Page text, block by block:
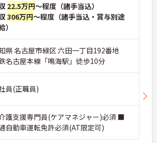
22.5万円～程度（諸手当込）
306万円～程度（諸手当込・賞与別途
）
県 名古屋市緑区 六田一丁目192番地
名古屋本線「鳴海駅」徒歩10分
員(正職員)
護支援専門員(ケアマネジャー)必須 ■
自動車運転免許必須(AT限定可)